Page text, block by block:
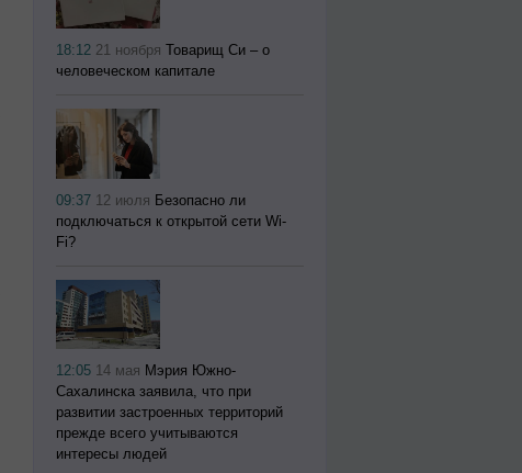
18:12 21 ноября Товарищ Си – о
человеческом капитале
09:37 12 июля Безопасно ли
подключаться к открытой сети Wi-
Fi?
12:05 14 мая Мэрия Южно-
Сахалинска заявила, что при
развитии застроенных территорий
прежде всего учитываются
интересы людей